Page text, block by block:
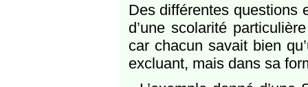
Des différentes questions
d’une scolarité
car chacun savait bien
excluant, mais dans sa